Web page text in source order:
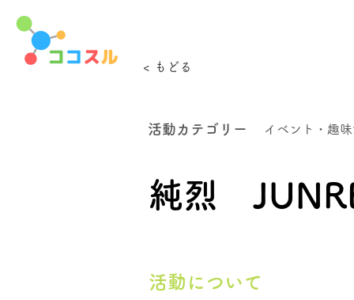
< もどる
活動カテゴリー イベント・趣
純烈
活動について